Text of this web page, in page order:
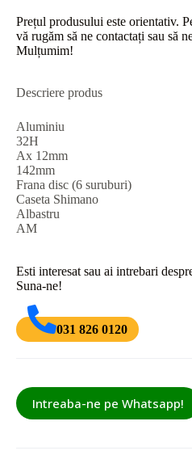
Prețul produsului este orientativ.
vă rugăm să ne contactați sau să
Mulțumim!
Descriere produs
Aluminiu
32H
Ax 12mm
142mm
Frana disc (6 suruburi)
Caseta Shimano
Albastru
AM
Esti interesat sau ai intrebari
Suna-ne!
031 826 0120
Intreaba-ne pe Whatsapp!